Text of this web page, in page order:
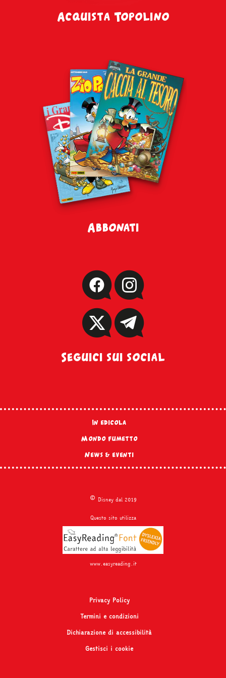
Acquista Topolino
Abbonati
Seguici sui social
In edicola
Mondo fumetto
News & eventi
© Disney dal 2019
Questo sito utilizza
www.easyreading.it
Privacy Policy
Termini e condizioni
Dichiarazione di accessibilità
Gestisci i cookie